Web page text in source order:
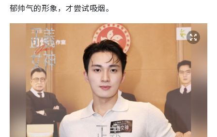
郁帅气的形象，才尝试吸烟。